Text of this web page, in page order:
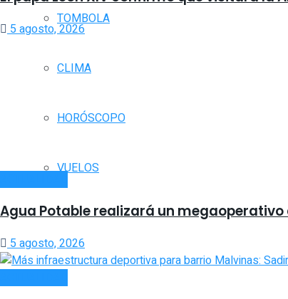
TOMBOLA
CLIMA
HORÓSCOPO
VUELOS
5 agosto, 2026
Agua Potable realizará un
5 agosto, 2026